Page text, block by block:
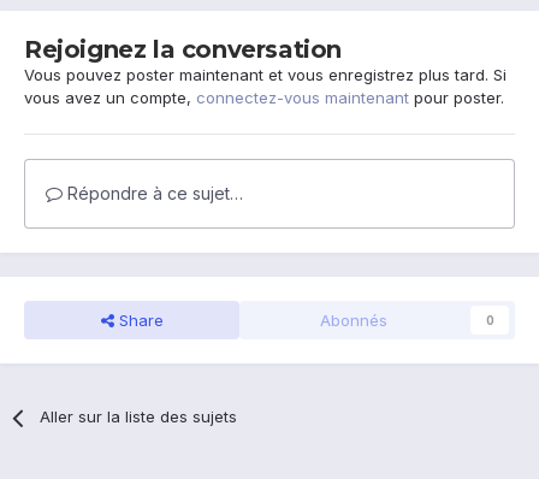
Rejoignez la conversation
Vous pouvez poster maintenant et vous enregistrez plus tard. Si
vous avez un compte, connectez-vous maintenant pour poster.
Répondre à ce sujet…
Share Abonnés 0
Aller sur la liste des sujets